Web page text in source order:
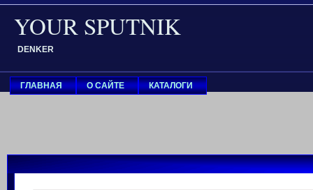
YOUR SPUTNIK
DENKER
ГЛАВНАЯ О САЙТЕ КАТАЛОГИ